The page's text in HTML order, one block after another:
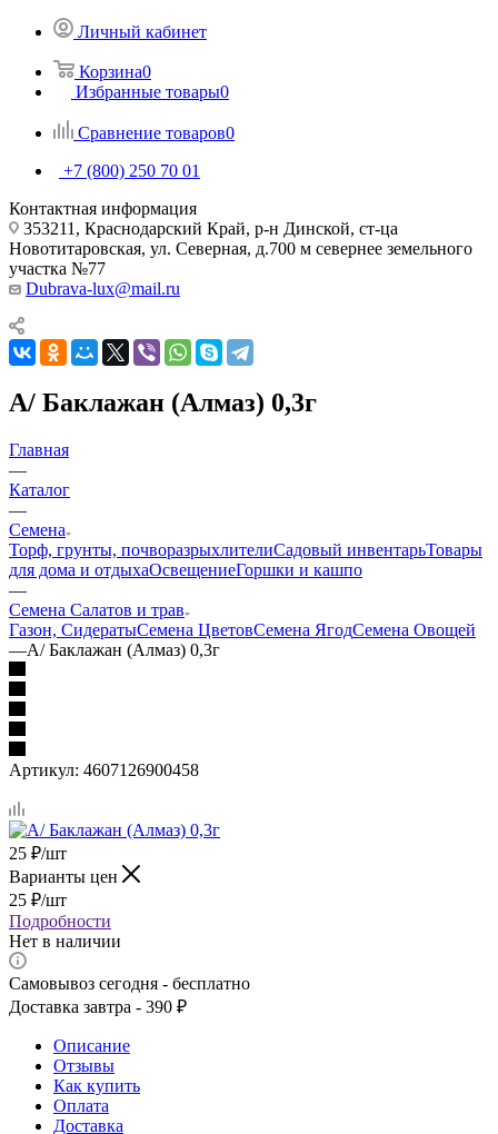
Личный кабинет
Корзина0
Избранные товары0
Сравнение товаров0
+7 (800) 250 70 01
Контактная информация
353211, Краснодарский Край, р-н Динской, ст-ца
Новотитаровская, ул. Северная, д.700 м севернее земельного
участка №77
Dubrava-lux@mail.ru
А/ Баклажан (Алмаз) 0,3г
Главная
—
Каталог
—
Семена
Торф, грунты, почворазрыхлителиСадовый инвентарьТовары
для дома и отдыхаОсвещениеГоршки и кашпо
—
Семена Салатов и трав
Газон, СидератыСемена ЦветовСемена ЯгодСемена Овощей
—А/ Баклажан (Алмаз) 0,3г
Артикул: 4607126900458
25 ₽/шт
Варианты цен
25 ₽/шт
Подробности
Нет в наличии
Самовывоз сегодня - бесплатно
Доставка завтра - 390 ₽
Описание
Отзывы
Как купить
Оплата
Доставка